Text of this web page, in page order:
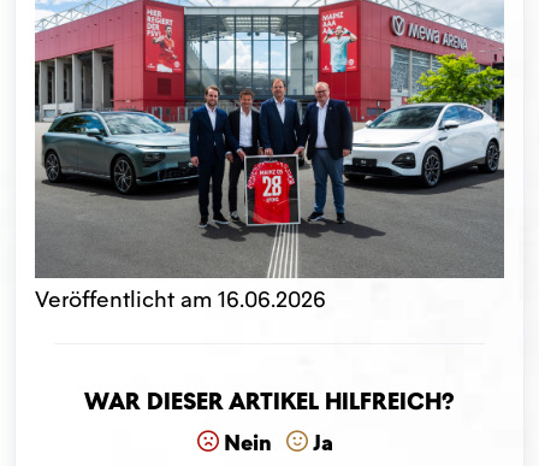
Veröffentlicht am 16.06.2026
War dieser Artikel hilfreich?
Nein Ja